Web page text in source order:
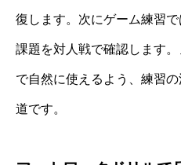
復します。次にゲーム練習
課題を対人戦で確認します
で自然に使えるよう、練習
道です。